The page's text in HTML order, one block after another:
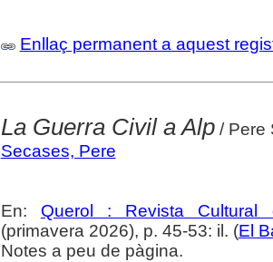
Enllaç permanent a aquest
La Guerra Civil a Alp/ Pere
Secases, Pere
En: Querol : Revista Cultural
(primavera 2026), p. 45-53: il. (El
Notes a peu de pàgina.